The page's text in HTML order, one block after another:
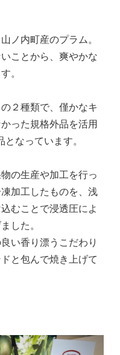
ノ内町産のプラム。
ことから、爽やかな
。
２種類で、僅かなキ
った規格外品を活用
なっています。
の生産や加工を行っ
加工したものを、浅
むことで浸透圧によ
した。
い香り漂うこだわり
と包んで焼き上げて